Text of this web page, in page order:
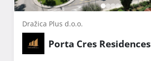
Dražica Plus d.o.o.
Porta Cres Residences